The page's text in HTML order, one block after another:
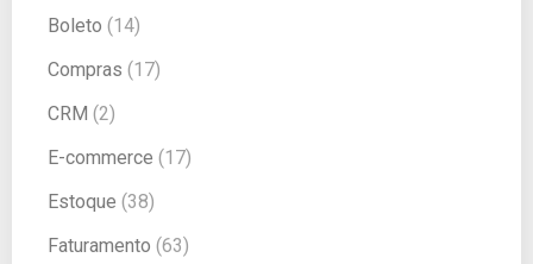
Boleto (14)
Compras (17)
CRM (2)
E-commerce (17)
Estoque (38)
Faturamento (63)